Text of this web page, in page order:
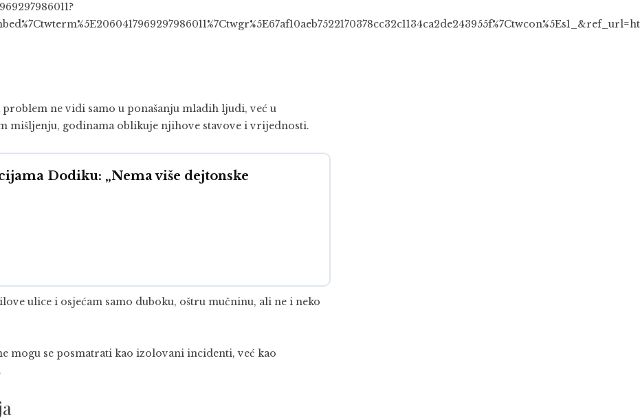
ne vidi samo u ponašanju mladih ljudi, već u
mišljenju, godinama oblikuje njihove stavove i vrijednosti.
Dodiku: „Nema više dejtonske
ulice i osjećam samo duboku, oštru mučninu, ali ne i neko
mogu se posmatrati kao izolovani incidenti, već kao